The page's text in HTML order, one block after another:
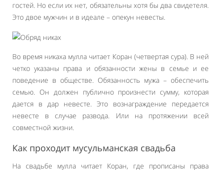
гостей. Но если их нет, обязательны хотя бы два свидетеля.
Это двое мужчин и в идеале – опекун невесты.
Во время никаха мулла читает Коран (четвертая сура). В ней
четко указаны права и обязанности жены в семье и ее
поведение в обществе. Обязанность мужа – обеспечить
семью. Он должен публично произнести сумму, которая
дается в дар невесте. Это вознаграждение передается
невесте в случае развода. Или на протяжении всей
совместной жизни.
Как проходит мусульманская свадьба
На свадьбе мулла читает Коран, где прописаны права